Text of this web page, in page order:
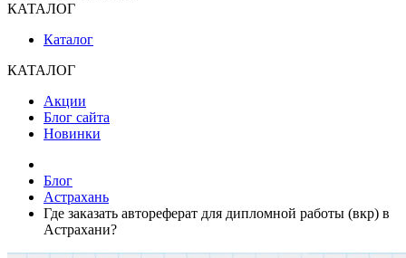
КАТАЛОГ
Каталог
КАТАЛОГ
Акции
Блог сайта
Новинки
Блог
Астрахань
Где заказать автореферат для дипломной работы (вкр) в
Астрахани?